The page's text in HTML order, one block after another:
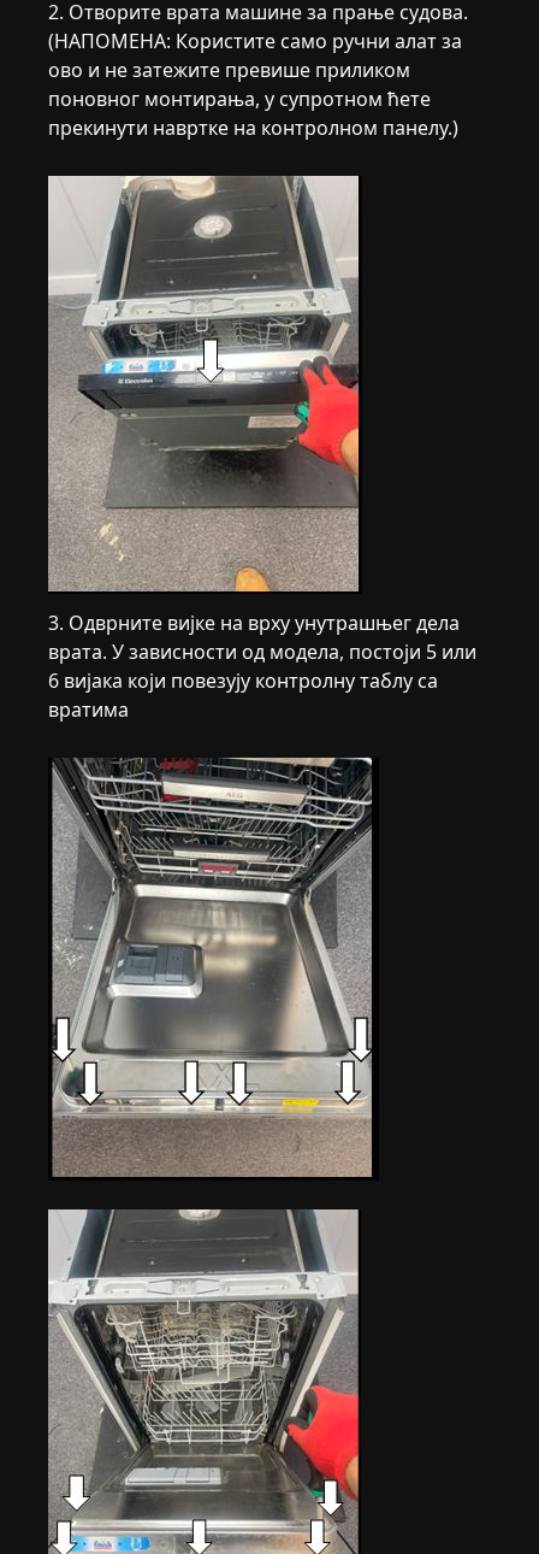
2. Отворите врата машине за прање судова.
(НАПОМЕНА: Користите само ручни алат за
ово и не затежите превише приликом
поновног монтирања, у супротном ћете
прекинути навртке на контролном панелу.)
3. Одврните вијке на врху унутрашњег дела
врата. У зависности од модела, постоји 5 или
6 вијака који повезују контролну таблу са
вратима